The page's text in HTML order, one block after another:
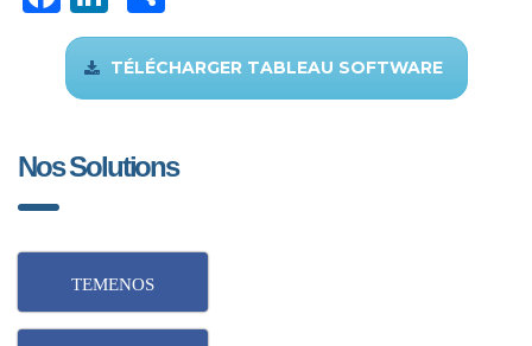
TÉLÉCHARGER TABLEAU SOFTWARE
Nos Solutions
TEMENOS